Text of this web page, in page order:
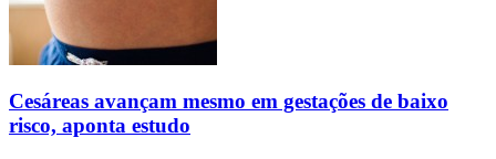
Cesáreas avançam mesmo em gestações de baixo
risco, aponta estudo